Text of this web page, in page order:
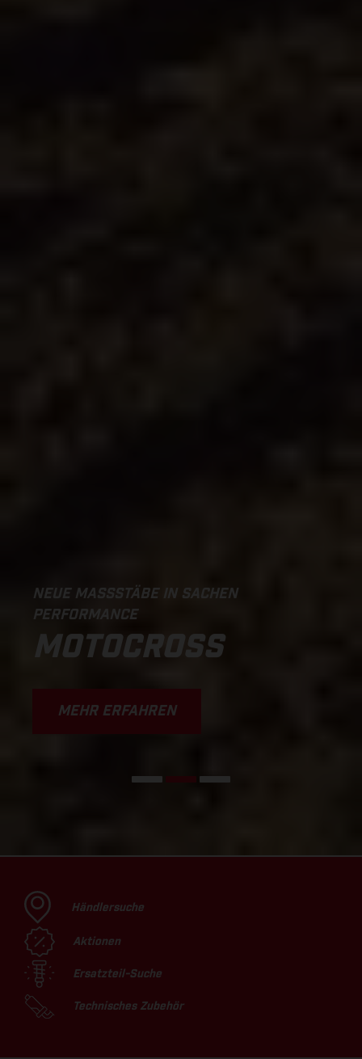
NEUE MASSSTÄBE IN SACHEN P
ERFORMANCE
MOTOCROSS
MEHR ERFAHREN
Händlersuche
Aktionen
Ersatzteil-Suche
Technisches Zubehör